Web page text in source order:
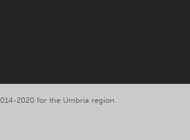
2020 for the Umbria region.